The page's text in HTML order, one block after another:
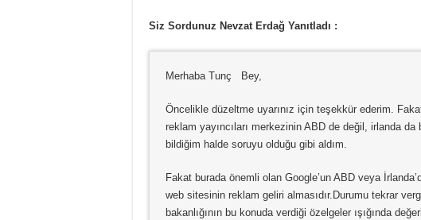
Siz Sordunuz Nevzat Erdağ Yanıtladı :
Merhaba Tunç Bey,
Öncelikle düzeltme uyarınız için teşekkür ederim.
reklam yayıncıları merkezinin ABD de değil, irlanda
bildiğim halde soruyu olduğu gibi aldım.
Fakat burada önemli olan Google’un ABD veya
web sitesinin reklam geliri almasıdır.Durumu tekrar
bakanlığının bu konuda verdiği özelgeler ışığında